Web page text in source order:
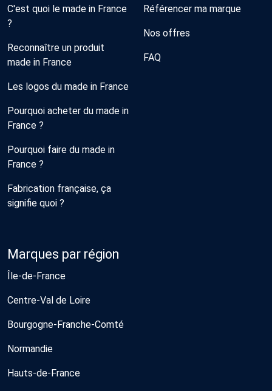
C'est quoi le made in France
?
Reconnaître un produit
made in France
Les logos du made in France
Pourquoi acheter du made in
France ?
Pourquoi faire du made in
France ?
Fabrication française, ça
signifie quoi ?
Référencer ma marque
Nos offres
FAQ
Marques par région
Île-de-France
Centre-Val de Loire
Bourgogne-Franche-Comté
Normandie
Hauts-de-France